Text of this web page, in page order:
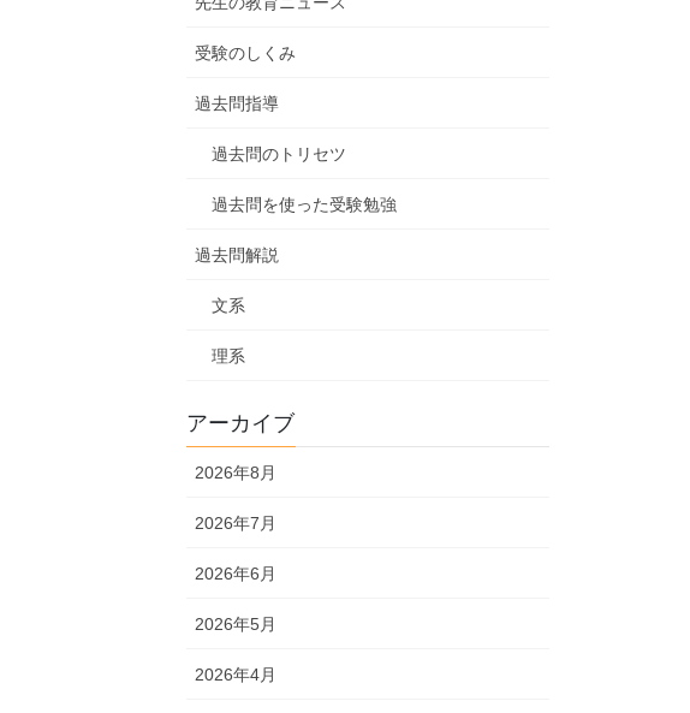
受験のしくみ
過去問指導
過去問のトリセツ
過去問を使った受験勉強
過去問解説
文系
理系
アーカイブ
2026年8月
2026年7月
2026年6月
2026年5月
2026年4月